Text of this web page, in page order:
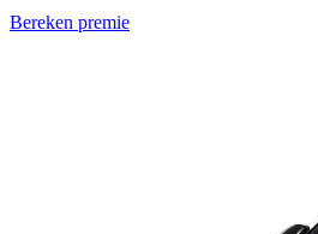
Bereken premie